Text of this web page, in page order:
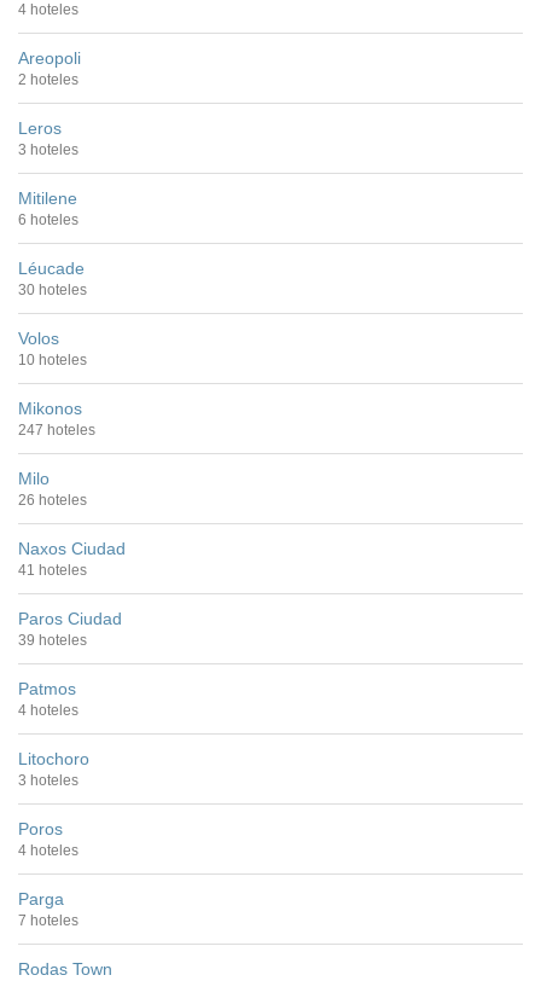
4 hoteles
Areopoli
2 hoteles
Leros
3 hoteles
Mitilene
6 hoteles
Léucade
30 hoteles
Volos
10 hoteles
Mikonos
247 hoteles
Milo
26 hoteles
Naxos Ciudad
41 hoteles
Paros Ciudad
39 hoteles
Patmos
4 hoteles
Litochoro
3 hoteles
Poros
4 hoteles
Parga
7 hoteles
Rodas Town